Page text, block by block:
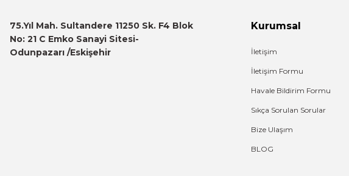
75.Yıl Mah. Sultandere 11250 Sk. F4 Blok
No: 21 C Emko Sanayi Sitesi-
Odunpazarı /Eskişehir
Kurumsal
İletişim
İletişim Formu
Havale Bildirim Formu
Sıkça Sorulan Sorular
Bize Ulaşım
BLOG